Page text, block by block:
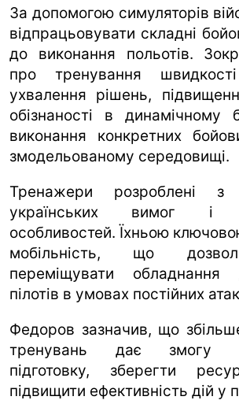
За допомогою симуляторів
відпрацьовувати складні
до виконання польотів.
про тренування
ухвалення рішень,
обізнаності в
виконання конкретних
змодельованому середовищі.
Тренажери розроблені з
українських вимог і
особливостей. Їхньою
мобільність, що
переміщувати обладнання
пілотів в умовах постійних
Федоров зазначив, що
тренувань дає змогу
підготовку, зберегти
підвищити ефективність дій у